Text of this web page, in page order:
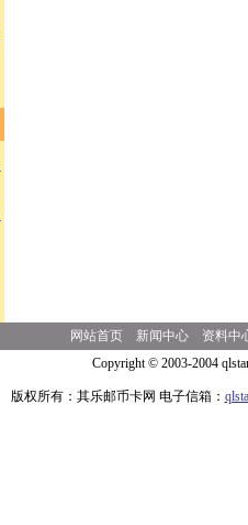
网站首页 新闻中心
资料中
Copyright © 2003-2004
版权所有：其乐邮币卡网 电子信箱：